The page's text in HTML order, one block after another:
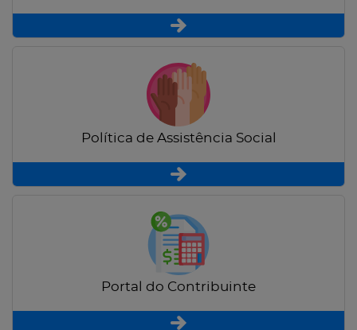
Política de Assistência Social
Portal do Contribuinte